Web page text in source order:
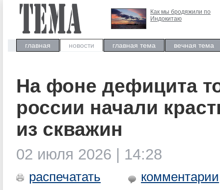
Как мы бродяжили по
Индокитаю
главная новости главная тема вечная тема
На фоне дефицита
россии начали
из скважин
02 июля 2026 | 14:28
распечатать комментарии